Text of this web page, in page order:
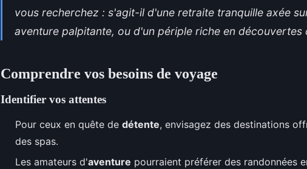
vous recherchez : s'agit-il d'une retraite tranquille axée
aventure palpitante, ou d'un périple riche en découvertes
Comprendre vos besoins de voyage
Identifier vos attentes
Pour ceux en quête de détente, envisagez des destinations
des spas.
Les amateurs d'aventure pourraient préférer des randonnées